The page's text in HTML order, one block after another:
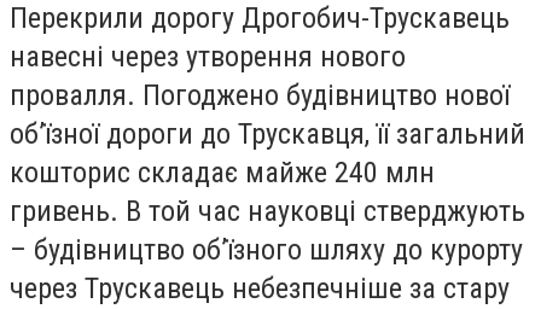
Перекрили дорогу Дрогобич-Трускавець
навесні через утворення нового
провалля. Погоджено будівництво нової
об’їзної дороги до Трускавця, її загальний
кошторис складає майже 240 млн
гривень. В той час науковці стверджують
– будівництво об’їзного шляху до курорту
через Трускавець небезпечніше за стару